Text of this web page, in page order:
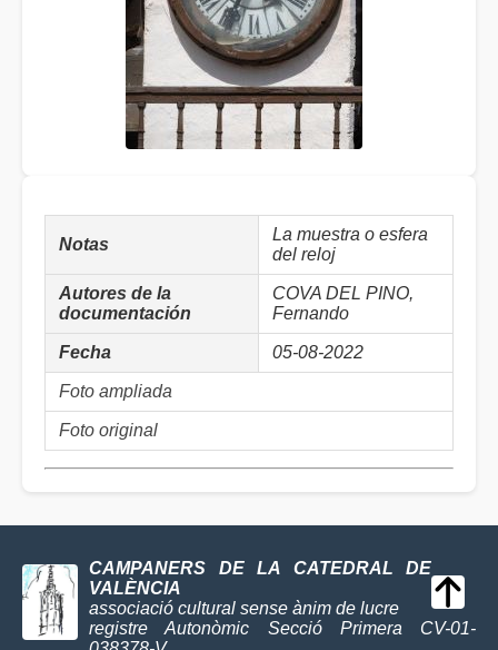
Notas
La muestra o esfera
del reloj
Autores de la
documentación
COVA DEL PINO,
Fernando
Fecha 05-08-2022
Foto ampliada
Foto original
CAMPANERS DE LA CATEDRAL DE
VALÈNCIA
associació cultural sense ànim de lucre
registre Autonòmic Secció Primera CV-01-